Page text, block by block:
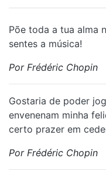
Põe toda a tua alma
sentes a música!
Por Frédéric Chopin
Gostaria de poder
envenenam minha
certo prazer em
Por Frédéric Chopin